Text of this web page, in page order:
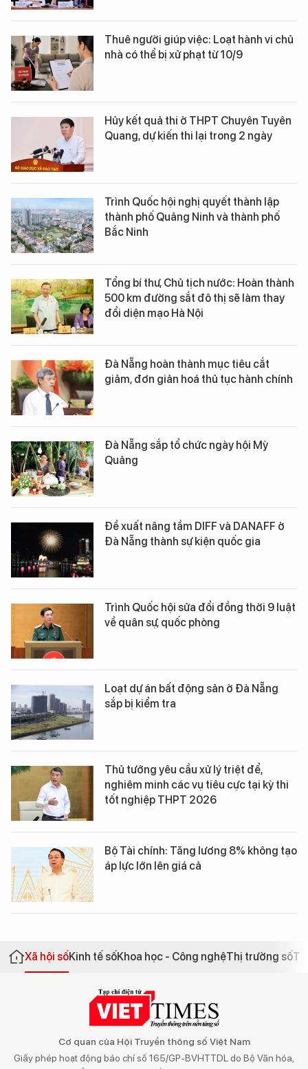
Thuê người giúp việc: Loạt hành vi chủ
nhà có thể bị xử phạt từ 10/9
Hủy kết quả thi ở THPT Chuyên Tuyên
Quang, dự kiến thi lại trong 2 ngày
Trình Quốc hội nghị quyết thành lập
thành phố Quảng Ninh và thành phố
Bắc Ninh
Tổng bí thư, Chủ tịch nước: Hoàn thành
500 km đường sắt đô thị sẽ làm thay
đổi diện mạo Hà Nội
Đà Nẵng hoàn thành mục tiêu cắt
giảm, đơn giản hoá thủ tục hành chính
Đà Nẵng sắp tổ chức ngày hội Mỳ
Quảng
Đề xuất nâng tầm DIFF và DANAFF ở
Đà Nẵng thành sự kiện quốc gia
Trình Quốc hội sửa đổi đồng thời 9 luật
về quân sự, quốc phòng
Loạt dự án bất động sản ở Đà Nẵng
sắp bị kiểm tra
Thủ tướng yêu cầu xử lý triệt để,
nghiêm minh các vụ tiêu cực tại kỳ thi
tốt nghiệp THPT 2026
Bộ Tài chính: Tăng lương 8% không tạo
áp lực lớn lên giá cả
Xã hội sốKinh tế sốKhoa học - Công nghệThị trường số
Cơ quan của Hội Truyền thông số Việt Nam
Giấy phép hoạt động báo chí số 165/GP-BVHTTDL do Bộ Văn hóa,